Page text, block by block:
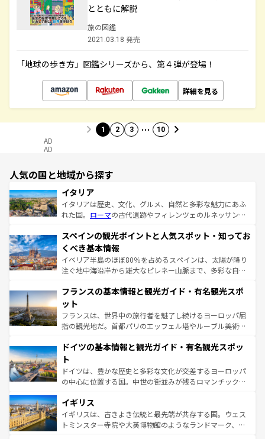
とともに解説
旅の図鑑
2021.03.18 発売
「地球の歩き方」図鑑シリーズから、第４弾が登場！
詳細を見る
1 2 3 … 10
AD
AD
人気の国と地域から探す
イタリア
イタリアは歴史、文化、グルメ、自然と多彩な魅力にあふ
れた国。 ローマの古代遺跡やフィレンツェのルネッサンス
ろん、トスカーナの美しい田園風景やアマルフィ海岸の絶
景など、自然景観も見逃せない。観光の合間には、本場の
ピザやパスタなど、絶品のイタリア料理を堪能することも
できる。朝目覚めてから夜眠るまで、すべての瞬間を楽し
なお、新着のイタリア情報はコンテンツ一覧を参照してほ
しい。
スペインの観光ポイントと人気スポット・知ってお
くべき基本情報
イベリア半島のほぼ80％を占めるスペインは、太陽が降り
注ぐ地中海沿岸から雄大なピレネー山脈まで、多彩な自然
文化が根付くこの国では、情熱的なフラメンコ、熱気あふ
れる闘牛、そして美味しいタパスが生活の一部となってい
る。首都マドリードの洗練された雰囲気や、バルセロナの
アートに溢れた街角から、地方では古代ローマ遺跡や中世
せる。地方によって風土や気候が異なるスペインはその個
ンテンツ一覧 を参照してほしい。
フランスの基本情報と観光ガイド・有名観光スポ
ット
フランスは、世界中の旅行者を魅了し続けるヨーロッパ屈
指の観光地だ。首都パリのエッフェル塔やルーブル美術館
で、幅広い魅力が詰まっている。華麗な宮殿、歴史的な大
聖堂、美しいビーチ、そして豊かな自然が、訪れる者を心
から魅了する。また、フランスは美食の国としても知ら
れ、フランス料理はユネスコ無形文化遺産にも登録されて
香り高いラベンダー畑など、多彩な楽しみ方が可能だ。さ
らに、パリ以外の地域にも魅力が溢れており、どの街角に
も豊かな歴史と文化が息づいている。パリ以外の個性あふ
ドイツの基本情報と観光ガイド・有名観光スポッ
ト
ドイツは、豊かな歴史と多彩な文化が交差するヨーロッパ
の中心に位置する国。中世の街並みが残るロマンチック街
顔を持つこの国は、どこを歩いても飽きることがない。ベ
ルリンの文化的活気、バイエルン州のアルプスの絶景、そ
してライン川沿いのワイン畑といった風景は必見。ビール
イギリス
イギリスは、古きよき伝統と最先端が共存する国。ウェス
トミンスター寺院や大英博物館のようなランドマーク、歴